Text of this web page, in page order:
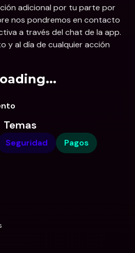
adicional por tu parte por
nos pondremos en contacto
a través del chat de la app.
y al día de cualquier acción
Temas
Seguridad Pagos